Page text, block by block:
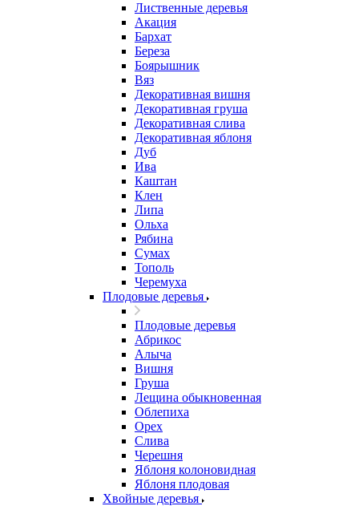
Лиственные деревья
Акация
Бархат
Береза
Боярышник
Вяз
Декоративная вишня
Декоративная груша
Декоративная слива
Декоративная яблоня
Дуб
Ива
Каштан
Клен
Липа
Ольха
Рябина
Сумах
Тополь
Черемуха
Плодовые деревья
Плодовые деревья
Абрикос
Алыча
Вишня
Груша
Лещина обыкновенная
Облепиха
Орех
Слива
Черешня
Яблоня колоновидная
Яблоня плодовая
Хвойные деревья